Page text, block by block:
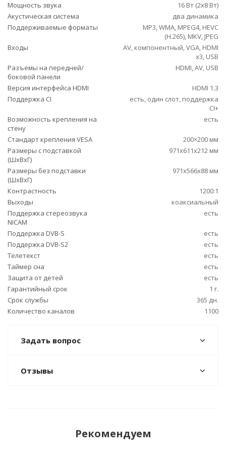
Мощность звука
16 Вт (2х8 Вт)
Акустическая система
два динамика
Поддерживаемые форматы
MP3, WMA, MPEG4, HEVC
(H.265), MKV, JPEG
Входы
AV, компонентный, VGA, HDMI
x3, USB
Разъемы на передней/
боковой панели
HDMI, AV, USB
Версия интерфейса HDMI
HDMI 1.3
Поддержка CI
есть, один слот, поддержка
CI+
Возможность крепления на
стену
есть
Стандарт крепления VESA
200×200 мм
Размеры с подставкой
(ШxВxГ)
971x611x212 мм
Размеры без подставки
(ШxВxГ)
971x566x88 мм
Контрастность
1200:1
Выходы
коаксиальный
Поддержка стереозвука
NICAM
есть
Поддержка DVB-S
есть
Поддержка DVB-S2
есть
Телетекст
есть
Таймер сна
есть
Защита от детей
есть
Гарантийный срок
1 г.
Срок службы
365 дн.
Количество каналов
1100
Задать вопрос
Отзывы
Рекомендуем